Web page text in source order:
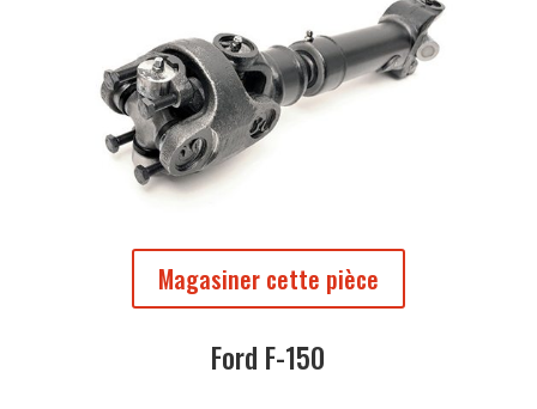
Magasiner cette pièce
Ford F-150